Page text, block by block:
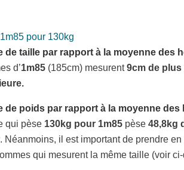
pour 130kg
de taille par rapport à la moyenne des
d’1m85 (185cm) mesurent9cm de plus
de poids par rapport à la moyenne des
qui pèse 130kg pour 1m85 pèse 48,8kg
. Néanmoins, il est important de prendre
qui mesurent la même taille (voir